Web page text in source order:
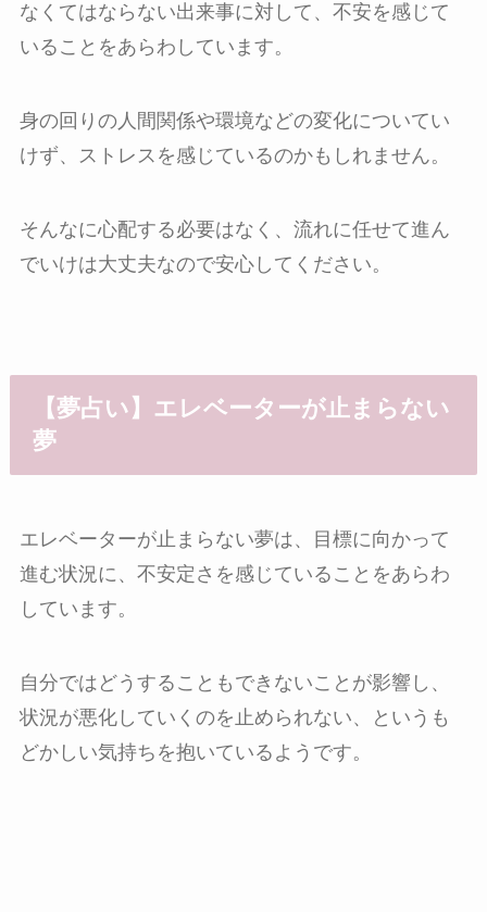
なくてはならない出来事に対して、不安を感じて
いることをあらわしています。
身の回りの人間関係や環境などの変化についてい
けず、ストレスを感じているのかもしれません。
そんなに心配する必要はなく、流れに任せて進ん
でいけは大丈夫なので安心してください。
【夢占い】エレベーターが止まらない
夢
エレベーターが止まらない夢は、目標に向かって
進む状況に、不安定さを感じていることをあらわ
しています。
自分ではどうすることもできないことが影響し、
状況が悪化していくのを止められない、というも
どかしい気持ちを抱いているようです。